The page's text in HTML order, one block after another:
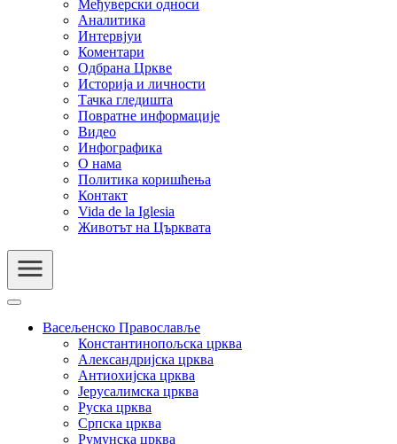
Међуверски односи
Аналитика
Интервјуи
Коментари
Одбрана Цркве
Историја и личности
Тачка гледишта
Повратне информације
Видео
Инфографика
О нама
Политика коришћења
Контакт
Vida de la Iglesia
Животът на Църквата
Васељенско Православље
Константинопољска црква
Александријска црква
Антиохијска црква
Јерусалимска црква
Руска црква
Српска црква
Румунска црква